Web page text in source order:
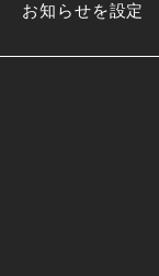
お知らせを設定